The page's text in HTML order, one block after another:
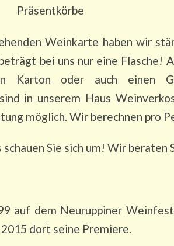
Präsentkörbe
Weinkarte haben wir
bei uns nur eine Flasche!
Karton oder auch einen
in unserem Haus
möglich. Wir berechnen pro
schauen Sie sich um! Wir beraten
auf dem Neuruppiner
dort seine Premiere.